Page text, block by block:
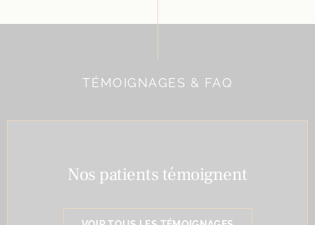
TÉMOIGNAGES & FAQ
Nos patients témoignent